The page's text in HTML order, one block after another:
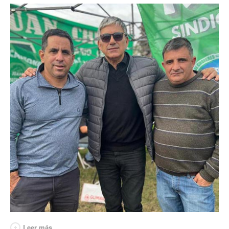
Secretaría de Igualdad de Género
Secretaría de Comunicación
Secretaría de Jubilaciones
Secretaría de Planificación e Inversiones
Noticias secretarías
Gremiales
Planillas de sueldos
Planillas de sueldos
Planillas desde 1978
Acuerdos
Leer más...